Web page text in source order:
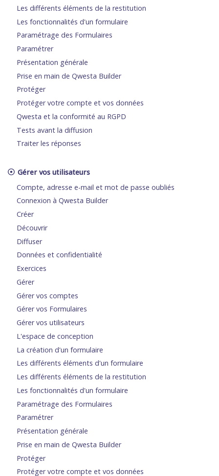
Les différents éléments de la restitution
Les fonctionnalités d'un formulaire
Paramétrage des Formulaires
Paramétrer
Présentation générale
Prise en main de Qwesta Builder
Protéger
Protéger votre compte et vos données
Qwesta et la conformité au RGPD
Tests avant la diffusion
Traiter les réponses
Gérer vos utilisateurs
Compte, adresse e-mail et mot de passe oubliés
Connexion à Qwesta Builder
Créer
Découvrir
Diffuser
Données et confidentialité
Exercices
Gérer
Gérer vos comptes
Gérer vos Formulaires
Gérer vos utilisateurs
L'espace de conception
La création d'un formulaire
Les différents éléments d'un formulaire
Les différents éléments de la restitution
Les fonctionnalités d'un formulaire
Paramétrage des Formulaires
Paramétrer
Présentation générale
Prise en main de Qwesta Builder
Protéger
Protéger votre compte et vos données